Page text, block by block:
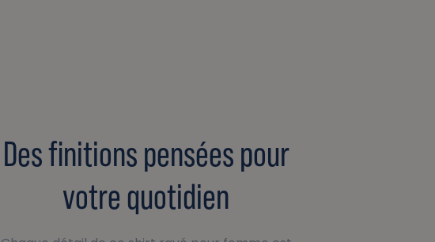
Des finitions pensées pour
votre quotidien